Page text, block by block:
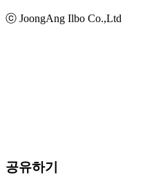
ⓒ JoongAng Ilbo Co.,Ltd
공유하기